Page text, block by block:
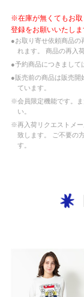
※在庫が無くてもお取
登録をお願いいたしま
●お取り寄せ依頼商品の
れます。 商品の再入
●予約商品につきまして
●販売前の商品は販売開
ています。
※会員限定機能です。
い。
※再入荷リクエストメ
致します。 ご不要の
す。